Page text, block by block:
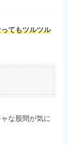
てもツルツル
な股間が気に